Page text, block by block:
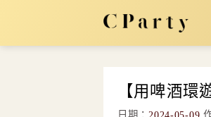
content
【用啤酒環